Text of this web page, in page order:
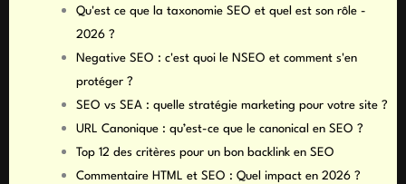
Qu'est ce que la taxonomie SEO et quel est son rôle -
2026 ?
Negative SEO : c'est quoi le NSEO et comment s'en
protéger ?
SEO vs SEA : quelle stratégie marketing pour votre site ?
URL Canonique : qu’est-ce que le canonical en SEO ?
Top 12 des critères pour un bon backlink en SEO
Commentaire HTML et SEO : Quel impact en 2026 ?